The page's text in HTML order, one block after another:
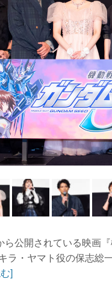
ら公開されている映画
ラ・ヤマト役の保志総
]